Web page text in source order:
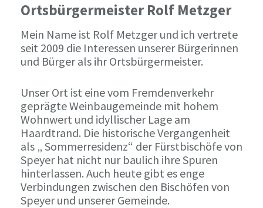
Ortsbürgermeister Rolf Metzger
Mein Name ist Rolf Metzger und ich vertrete
seit 2009 die Interessen unserer Bürgerinnen
und Bürger als ihr Ortsbürgermeister.
Unser Ort ist eine vom Fremdenverkehr
geprägte Weinbaugemeinde mit hohem
Wohnwert und idyllischer Lage am
Haardtrand. Die historische Vergangenheit
als „ Sommerresidenz“ der Fürstbischöfe von
Speyer hat nicht nur baulich ihre Spuren
hinterlassen. Auch heute gibt es enge
Verbindungen zwischen den Bischöfen von
Speyer und unserer Gemeinde.